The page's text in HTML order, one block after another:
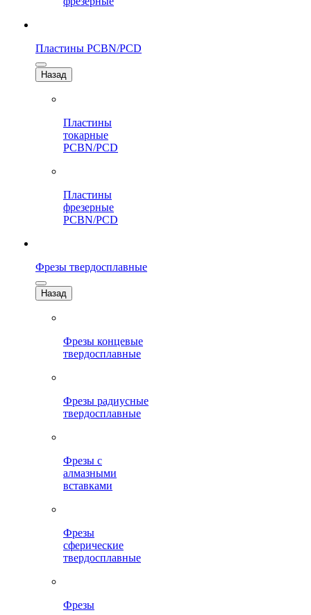
Пластины PCBN/PCD
Назад
Пластины
токарные
PCBN/PCD
Пластины
фрезерные
PCBN/PCD
Фрезы твердосплавные
Назад
Фрезы концевые
твердосплавные
Фрезы радиусные
твердосплавные
Фрезы с
алмазными
вставками
Фрезы
сферические
твердосплавные
Фрезы